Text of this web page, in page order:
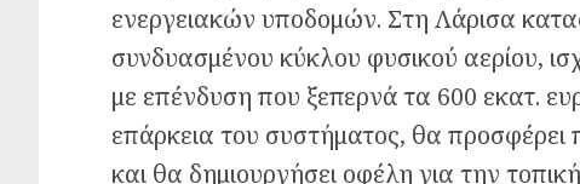
ενεργειακών υποδομών. Στη Λάρισα
συνδυασμένου κύκλου φυσικού αερίου,
με επένδυση που ξεπερνά τα 600 εκατ.
επάρκεια του συστήματος, θα
και θα δημιουργήσει οφέλη για την